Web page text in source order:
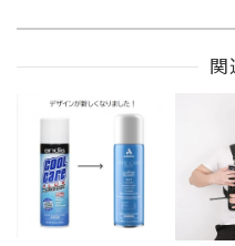
関